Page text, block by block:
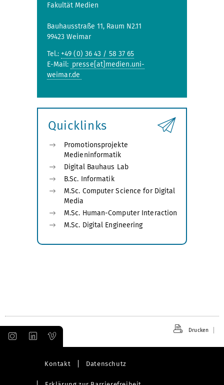
Fakultät Medien
Bauhausstraße 11, Raum N2.11
99423 Weimar
Tel.: +49 (0) 36 43 / 58 37 65
E-Mail: presse[at]medien.uni-
weimar.de
Quicklinks
Promotionsprojekte
Medieninformatik
Digital Bauhaus Lab
B.Sc. Informatik
M.Sc. Computer Science for Digital
Media
M.Sc. Human-Computer Interaction
M.Sc. Digital Engineering
Drucken
Kontakt Datenschutz